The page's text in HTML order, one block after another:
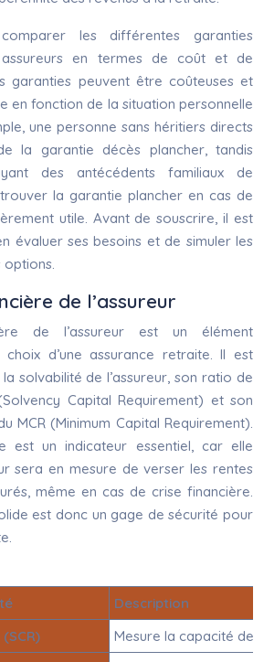
les différentes garanties
en termes de coût et de
garanties peuvent être coûteuses et
en fonction de la situation personnelle
une personne sans héritiers directs
la garantie décès plancher, tandis
des antécédents familiaux de
la garantie plancher en cas de
utile. Avant de souscrire, il est
évaluer ses besoins et de simuler les
de l’assureur
de l’assureur est un élément
d’une assurance retraite. Il est
solvabilité de l’assureur, son ratio de
Capital Requirement) et son
MCR (Minimum Capital Requirement).
est un indicateur essentiel, car elle
sera en mesure de verser les rentes
même en cas de crise financière.
est donc un gage de sécurité pour
Description
Mesure la capacité de